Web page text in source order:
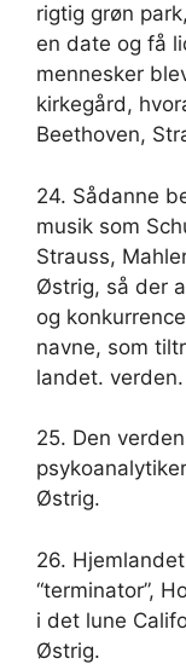
rigtig grøn
en date og få
mennesker
kirkegård,
Beethoven,
24. Sådanne
musik som
Strauss,
Østrig, så der
og
navne, som
landet. verden.
25. Den
Østrig.
26.
“terminator”,
i det lune
Østrig.